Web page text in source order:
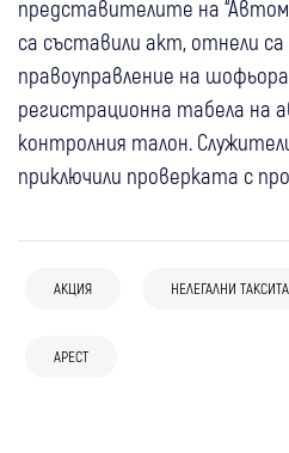
представителите на
са съставили акт, отнели
правоуправление на
регистрационна табела на
контролния талон.
приключили проверката с
АКЦИЯ НЕЛЕГАЛНИ ТАКСИТА
АРЕСТ
България 05 авг
мъж го карал с
България 05 авг
схема за измама с
Три огнища и 15
Гл.секретар на МВР